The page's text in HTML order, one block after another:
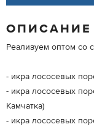
ОПИСАНИЕ
Реализуем оптом со
- икра лососевых
- икра лососевых
Камчатка)
- икра лососевых